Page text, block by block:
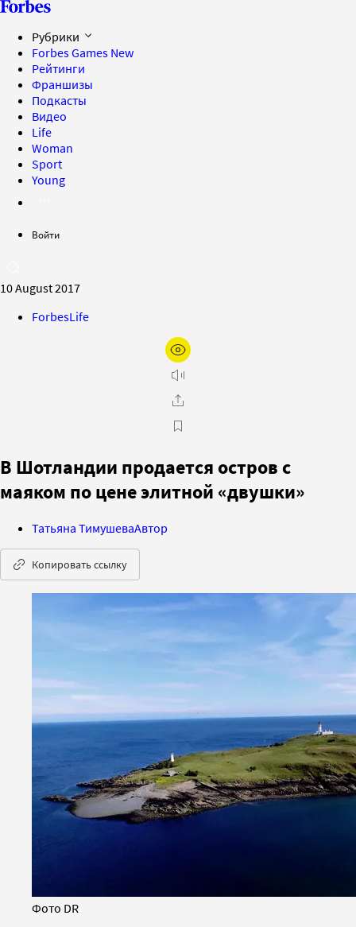
Рубрики
Forbes Games New
Рейтинги
Франшизы
Подкасты
Видео
Life
Woman
Sport
Young
Войти
10 August 2017
ForbesLife
В Шотландии продается остров с
маяком по цене элитной «двушки»
Татьяна ТимушеваАвтор
Копировать ссылку
Фото DR